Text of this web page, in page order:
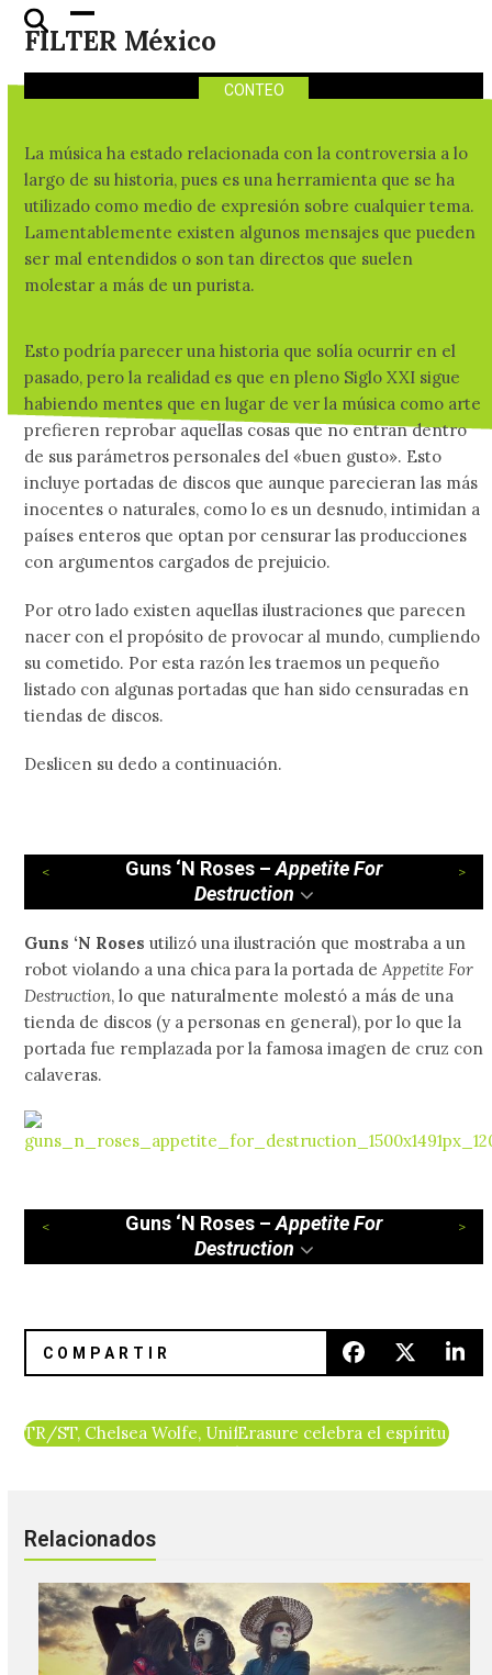
Skip
FILTER México
Open
mobile
Close
mobile
CONTEO
censurados por su portada
La música ha estado relacionada con la controversia a lo
largo de su historia, pues es una herramienta que se ha
utilizado como medio de expresión sobre cualquier tema.
Lamentablemente existen algunos mensajes que pueden
ser mal entendidos o son tan directos que suelen
molestar a más de un purista.
Esto podría parecer una historia que solía ocurrir en el
pasado, pero la realidad es que en pleno Siglo XXI sigue
habiendo mentes que en lugar de ver la música como arte
prefieren reprobar aquellas cosas que no entran dentro
de sus parámetros personales del «buen gusto». Esto
incluye portadas de discos que aunque parecieran las más
inocentes o naturales, como lo es un desnudo, intimidan a
países enteros que optan por censurar las producciones
con argumentos cargados de prejuicio.
Por otro lado existen aquellas ilustraciones que parecen
nacer con el propósito de provocar al mundo, cumpliendo
su cometido. Por esta razón les traemos un pequeño
listado con algunas portadas que han sido censuradas en
tiendas de discos.
Deslicen su dedo a continuación.
Guns ‘N Roses –Appetite For
Destruction
Guns ‘N Roses utilizó una ilustración que mostraba a un
robot violando a una chica para la portada de Appetite For
Destruction, lo que naturalmente molestó a más de una
tienda de discos (y a personas en general), por lo que la
portada fue remplazada por la famosa imagen de cruz con
calaveras.
Guns ‘N Roses –Appetite For
Destruction
TR/ST, Chelsea Wolfe, Uniform forman parte de ‘Reigning
Erasure celebra el espíritu
Relacionados